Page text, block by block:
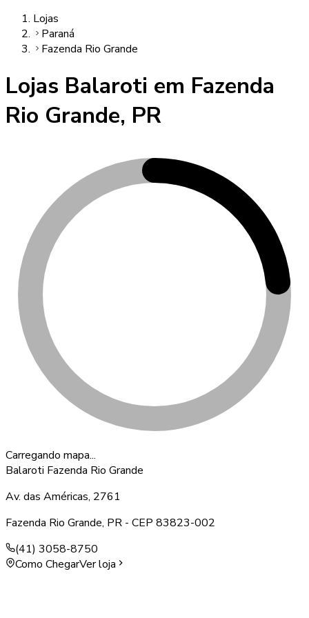
Lojas
Paraná
Fazenda Rio Grande
Lojas Balaroti em Fazenda
Rio Grande, PR
Carregando mapa...
Balaroti Fazenda Rio Grande
Av. das Américas, 2761
Fazenda Rio Grande, PR - CEP 83823-002
(41) 3058-8750
Como ChegarVer loja